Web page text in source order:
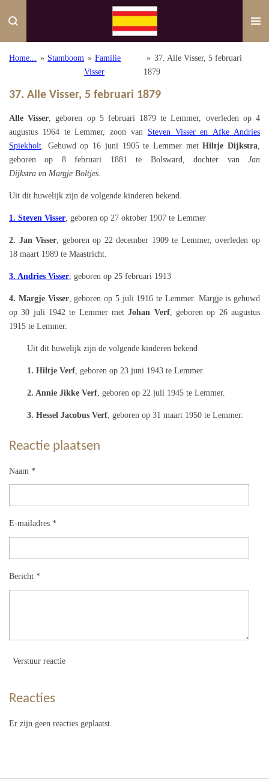
direct
de
Home... » Stamboom » Familie
Visser
» 37. Alle Visser, 5 februari
1879
37. Alle Visser, 5 februari 1879
Alle Visser,geboren op 5 februari 1879 te Lemmer, overleden op 4
augustus 1964 te Lemmer, zoon van Steven Visser en Afke Andries
Spiekholt. Gehuwd op 16 juni 1905 te Lemmer met Hiltje Dijkstra,
geboren op 8 februari 1881 te Bolsward, dochter van
Jan
Dijkstra en Margje Boltjes.
Uit dit huwelijk zijn de volgende kinderen bekend.
1. Steven Visser, geboren op 27 oktober 1907 te Lemmer
2. Jan Visser, geboren op 22 december 1909 te Lemmer, overleden op
18 maart 1989 te Maastricht.
3. Andries Visser, geboren op 25 februari 1913
4. Margje Visser, geboren op 5 juli 1916 te Lemmer. Margje is gehuwd
op 30 juli 1942 te Lemmer met Johan Verf, geboren op 26 augustus
1915 te Lemmer.
Uit dit huwelijk zijn de volgende kinderen bekend
1. Hiltje Verf, geboren op 23 juni 1943 te Lemmer.
2. Annie Jikke Verf, geboren op 22 juli 1945 te Lemmer.
3. Hessel Jacobus Verf, geboren op 31 maart 1950 te Lemmer.
Reactie plaatsen
Naam *
E-mailadres *
Bericht *
Verstuur reactie
Reacties
Er zijn geen reacties geplaatst.